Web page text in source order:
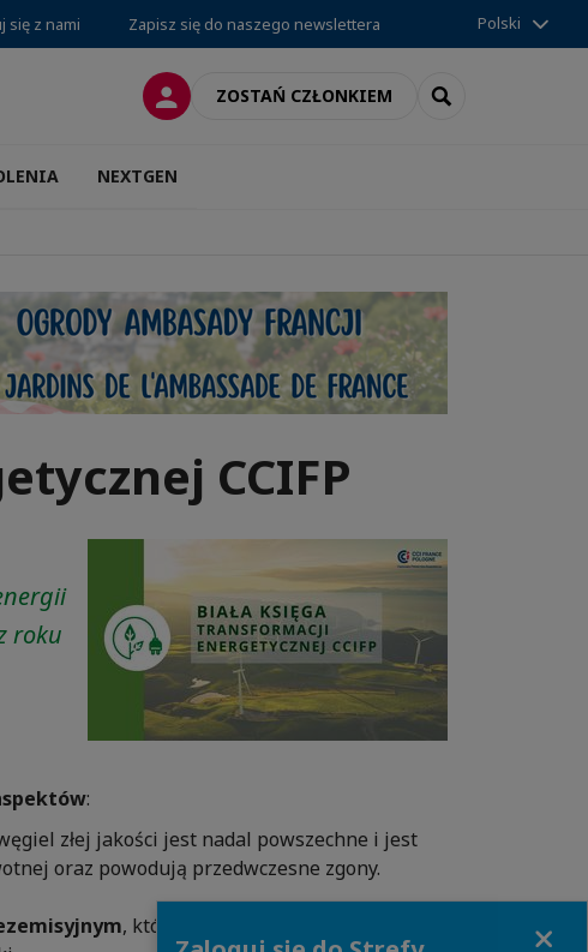
się z nami Zapisz się do naszego newslettera Polski
LOGOWANIEZOSTAŃ CZŁONKIEM SEARCH
NEXTGEN
CCIFP
roku
:
złej jakości jest nadal powszechne i jest
oraz powodują przedwczesne zgony.
, który musi opierać się na